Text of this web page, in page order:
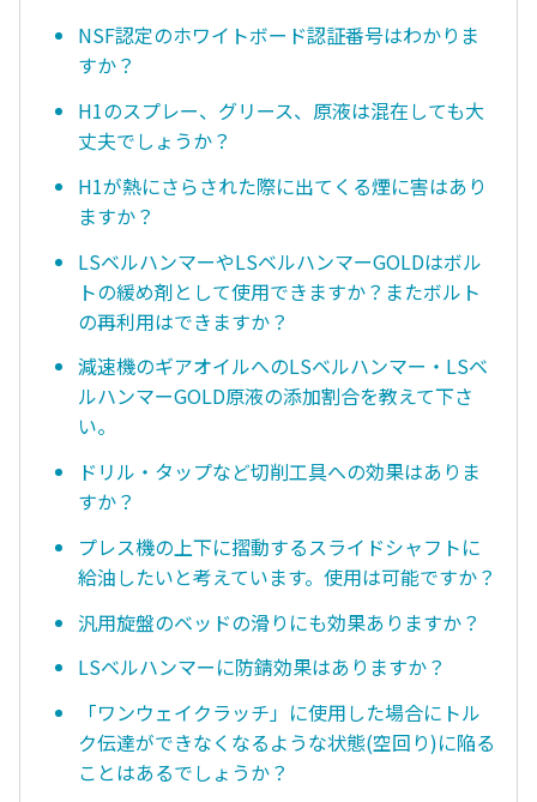
NSF認定のホワイトボード認証番号はわかりま
すか？
H1のスプレー、グリース、原液は混在しても大
丈夫でしょうか？
H1が熱にさらされた際に出てくる煙に害はあり
ますか？
LSベルハンマーやLSベルハンマーGOLDはボル
トの緩め剤として使用できますか？またボルト
の再利用はできますか？
減速機のギアオイルへのLSベルハンマー・LSベ
ルハンマーGOLD原液の添加割合を教えて下さ
い。
ドリル・タップなど切削工具への効果はありま
すか？
プレス機の上下に摺動するスライドシャフトに
給油したいと考えています。使用は可能ですか？
汎用旋盤のベッドの滑りにも効果ありますか？
LSベルハンマーに防錆効果はありますか？
「ワンウェイクラッチ」に使用した場合にトル
ク伝達ができなくなるような状態(空回り)に陥る
ことはあるでしょうか？